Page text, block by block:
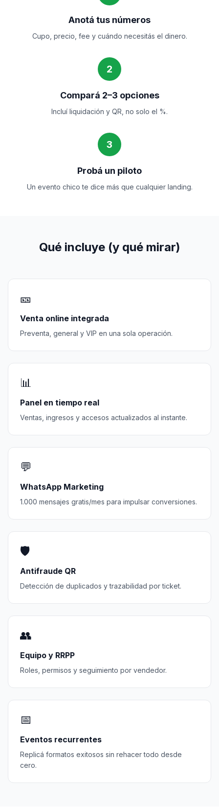
Anotá tus números
Cupo, precio, fee y cuándo necesitás el dinero.
2
Compará 2–3 opciones
Incluí liquidación y QR, no solo el %.
3
Probá un piloto
Un evento chico te dice más que cualquier landing.
Qué incluye (y qué mirar)
🎫
Venta online integrada
Preventa, general y VIP en una sola operación.
📊
Panel en tiempo real
Ventas, ingresos y accesos actualizados al instante.
💬
WhatsApp Marketing
1.000 mensajes gratis/mes para impulsar conversiones.
🛡️
Antifraude QR
Detección de duplicados y trazabilidad por ticket.
👥
Equipo y RRPP
Roles, permisos y seguimiento por vendedor.
📅
Eventos recurrentes
Replicá formatos exitosos sin rehacer todo desde
cero.